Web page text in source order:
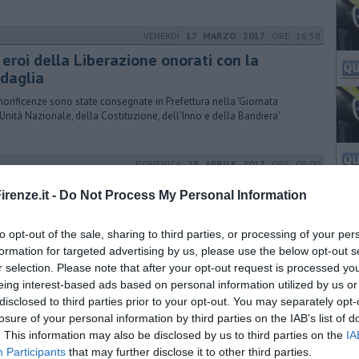
- Do Not Process My Personal Information
opt-out of the sale, sharing to third parties, or processing of your
for targeted advertising by us, please use the below opt-out
selection. Please note that after your opt-out request is processed
interest-based ads based on personal information utilized by us
to third parties prior to your opt-out. You may separately
of your personal information by third parties on the IAB’s list of
This information may also be disclosed by us to third parties on the
Participants that may further disclose it to other third parties.
VENERDÌ 17 MARZO 2017 ORE 16:58
eroi della Liberazione onorati con la
sono state consegnate in Prefettura nella 'Giornata
Nazionale, della Costituzione, dell'Inno e della Bandiera'
DOMENICA23 APRILE 2017ORE 09:00
ricorda la sua Liberazione
LUNEDÌ 25 APRILE 2016ORE 14:00
ricorda la Liberazione
la memoria e il coraggio della libertà. Sull'arengario di Palazzo
si è festeggiato il giornato della Liberazione